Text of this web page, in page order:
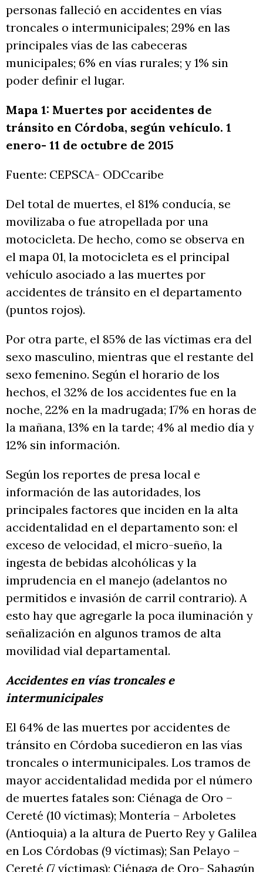
personas falleció en accidentes en vías
troncales o intermunicipales; 29% en las
principales vías de las cabeceras
municipales; 6% en vías rurales; y 1% sin
poder definir el lugar.
Mapa 1: Muertes por accidentes de
tránsito en Córdoba, según vehículo. 1
enero- 11 de octubre de 2015
Fuente: CEPSCA- ODCcaribe
Del total de muertes, el 81% conducía, se
movilizaba o fue atropellada por una
motocicleta. De hecho, como se observa en
el mapa 01, la motocicleta es el principal
vehículo asociado a las muertes por
accidentes de tránsito en el departamento
(puntos rojos).
Por otra parte, el 85% de las víctimas era del
sexo masculino, mientras que el restante del
sexo femenino. Según el horario de los
hechos, el 32% de los accidentes fue en la
noche, 22% en la madrugada; 17% en horas de
la mañana, 13% en la tarde; 4% al medio día y
12% sin información.
Según los reportes de presa local e
información de las autoridades, los
principales factores que inciden en la alta
accidentalidad en el departamento son: el
exceso de velocidad, el micro-sueño, la
ingesta de bebidas alcohólicas y la
imprudencia en el manejo (adelantos no
permitidos e invasión de carril contrario). A
esto hay que agregarle la poca iluminación y
señalización en algunos tramos de alta
movilidad vial departamental.
Accidentes en vías troncales e
intermunicipales
El 64% de las muertes por accidentes de
tránsito en Córdoba sucedieron en las vías
troncales o intermunicipales. Los tramos de
mayor accidentalidad medida por el número
de muertes fatales son: Ciénaga de Oro –
Cereté (10 víctimas); Montería – Arboletes
(Antioquia) a la altura de Puerto Rey y Galilea
en Los Córdobas (9 víctimas); San Pelayo –
Cereté (7 víctimas); Ciénaga de Oro- Sahagún